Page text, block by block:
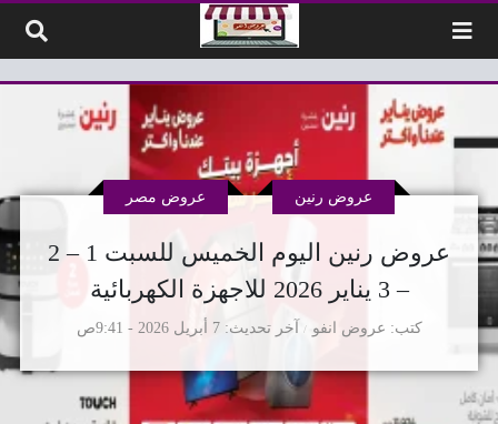
عروض رنين اليوم الخميس للسبت 1 – 2
– 3 يناير 2026 للاجهزة الكهربائية
كتب عروض انفو
عروض رنين عروض مصر
آخر تحديث 7 أبريل 2026 - 9:41ص